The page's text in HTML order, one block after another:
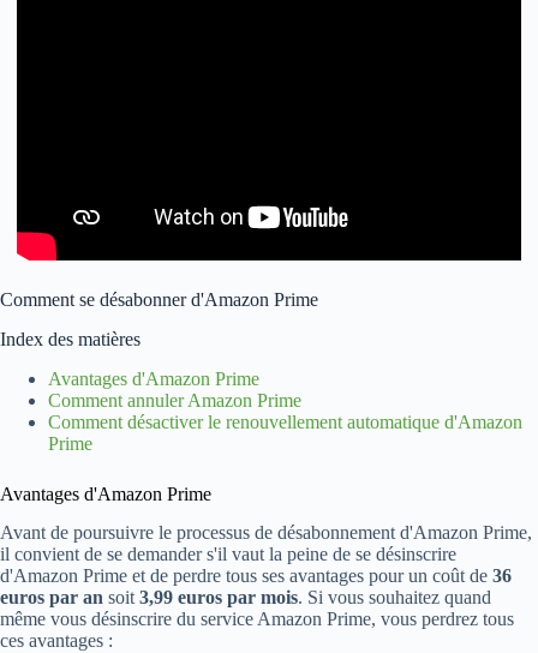
Comment se désabonner d'Amazon Prime
Index des matières
Avantages d'Amazon Prime
Comment annuler Amazon Prime
Comment désactiver le renouvellement automatique d'Amazon
Prime
Avantages d'Amazon Prime
Avant de poursuivre le processus de désabonnement d'Amazon Prime,
il convient de se demander s'il vaut la peine de se désinscrire
d'Amazon Prime et de perdre tous ses avantages pour un coût de 36
euros par an soit 3,99 euros par mois. Si vous souhaitez quand
même vous désinscrire du service Amazon Prime, vous perdrez tous
ces avantages :